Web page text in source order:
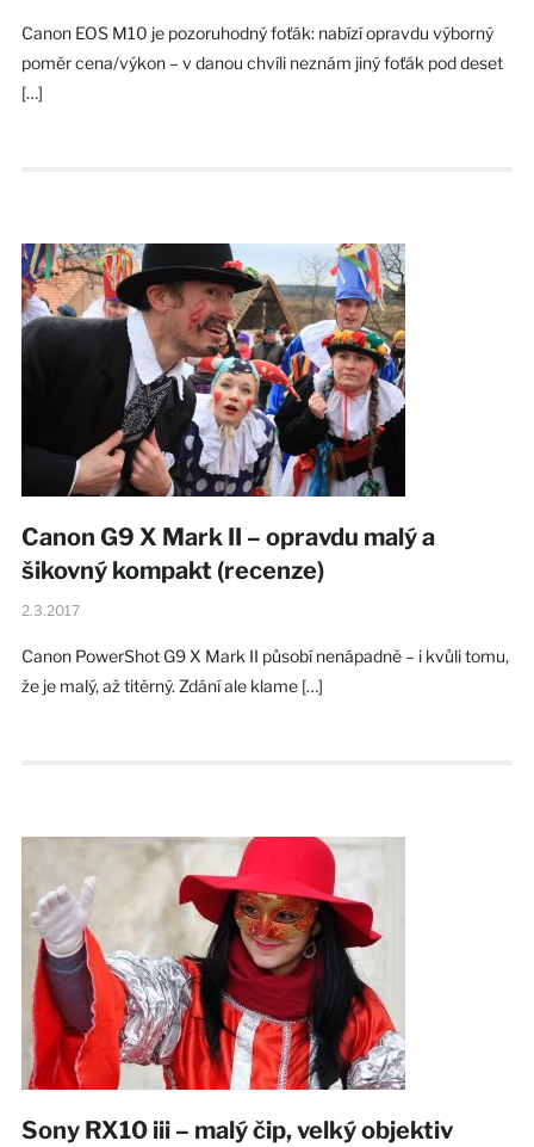
Canon EOS M10 je pozoruhodný foťák: nabízí opravdu výborný
poměr cena/výkon – v danou chvíli neznám jiný foťák pod deset
[…]
Canon G9 X Mark II – opravdu malý a
šikovný kompakt (recenze)
2.3.2017
Canon PowerShot G9 X Mark II působí nenápadně – i kvůli tomu,
že je malý, až titěrný. Zdání ale klame […]
Sony RX10 iii – malý čip, velký objektiv